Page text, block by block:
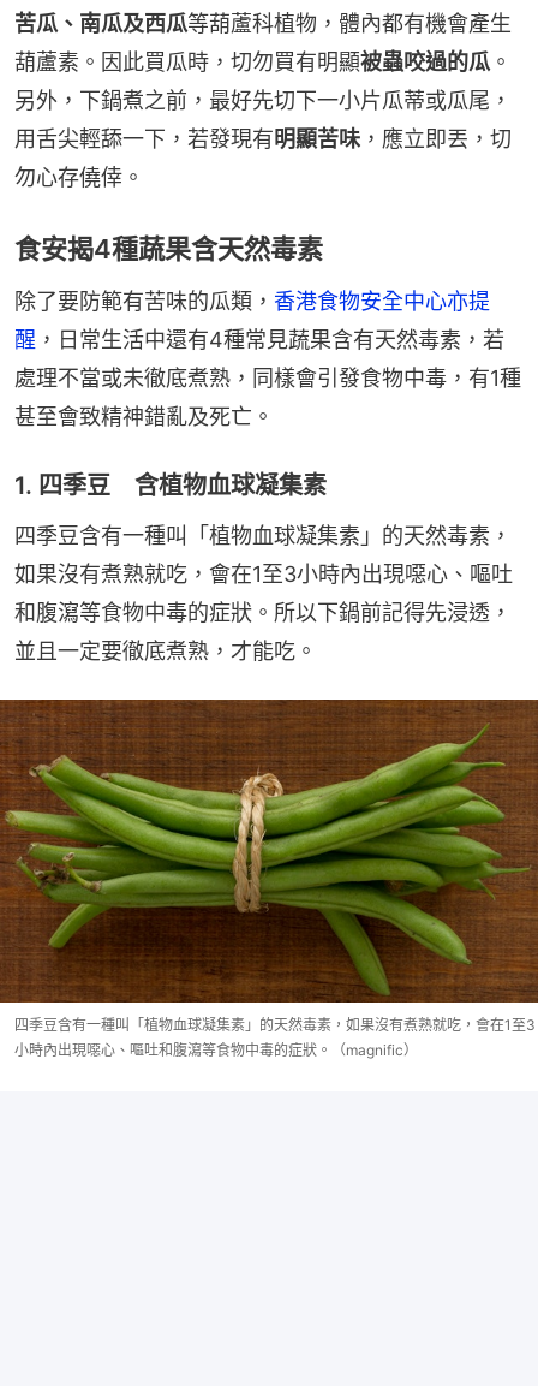
苦瓜、南瓜及西瓜等葫蘆科植物，體內都有機會產生
葫蘆素。因此買瓜時，切勿買有明顯被蟲咬過的瓜 。
另外，下鍋煮之前，最好先切下一小片瓜蒂或瓜尾，
用舌尖輕舔一下，若發現有明顯苦味 ，應立即丟，切
勿心存僥倖。
食安揭4種蔬果含天然毒素
除了要防範有苦味的瓜類， 香港食物安全中心亦提
醒 ，日常生活中還有4種常見蔬果含有天然毒素，若
處理不當或未徹底煮熟，同樣會引發食物中毒，有1種
甚至會致精神錯亂及死亡。
1. 四季豆 含植物血球凝集素
四季豆含有一種叫「植物血球凝集素」的天然毒素，
如果沒有煮熟就吃，會在1至3小時內出現噁心、嘔吐
和腹瀉等食物中毒的症狀。所以下鍋前記得先浸透，
並且一定要徹底煮熟，才能吃。
四季豆含有一種叫「植物血球凝集素」的天然毒素，如果沒有煮熟就吃，會在1至3
小時內出現噁心、嘔吐和腹瀉等食物中毒的症狀。（magnific）